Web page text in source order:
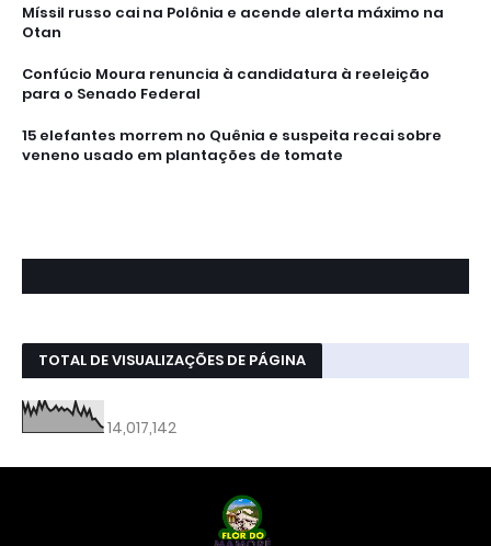
Míssil russo cai na Polônia e acende alerta máximo na
Otan
Confúcio Moura renuncia à candidatura à reeleição
para o Senado Federal
15 elefantes morrem no Quênia e suspeita recai sobre
veneno usado em plantações de tomate
TOTAL DE VISUALIZAÇÕES DE PÁGINA
14,017,142